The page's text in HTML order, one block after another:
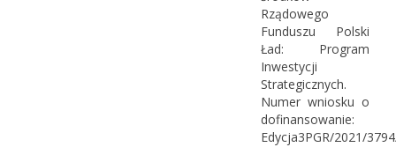
Rządowego
Funduszu Polski
Ład: Program
Inwestycji
Strategicznych.
Numer wniosku o
dofinansowanie:
Edycja3PGR/2021/